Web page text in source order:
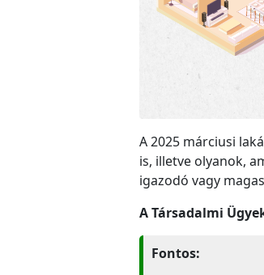
A 2025 márciusi
is, illetve olyanok,
igazodó vagy
A Társadalmi
Fontos: